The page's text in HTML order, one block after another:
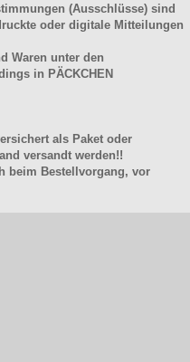
(Ausschlüsse) sind
oder digitale Mitteilungen
Waren unter den
in PÄCKCHEN
als Paket oder
versandt werden!!
beim Bestellvorgang, vor